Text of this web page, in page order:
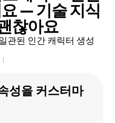
— 기술 지식
찮아요
관된 인간 캐릭터 생성
성을 커스터마